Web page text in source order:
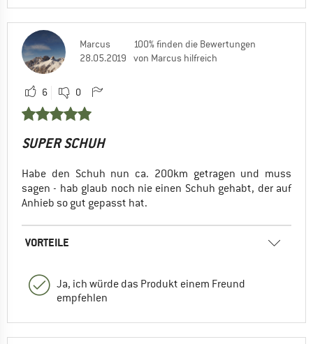
Marcus
28.05.2019
100% finden die Bewertungen
von Marcus hilfreich
6 0
SUPER SCHUH
Habe den Schuh nun ca. 200km getragen und muss
sagen - hab glaub noch nie einen Schuh gehabt, der auf
Anhieb so gut gepasst hat.
VORTEILE
Ja, ich würde das Produkt einem Freund
empfehlen